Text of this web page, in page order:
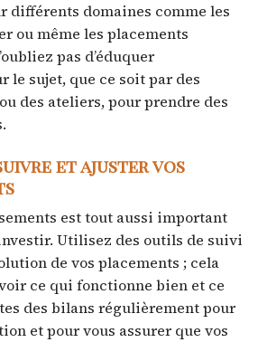
différents domaines comme les
ou même les placements
pas d’éduquer
le sujet, que ce soit par des
des ateliers, pour prendre des
et ajuster vos
est tout aussi important
Utilisez des outils de suivi
de vos placements ; cela
ce qui fonctionne bien et ce
des bilans régulièrement pour
et pour vous assurer que vos